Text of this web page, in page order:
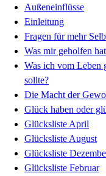
Außeneinflüsse
Einleitung
Fragen für mehr
Was mir geholfen
Was ich vom Leben
sollte?
Die Macht der
Glück haben oder
Glücksliste April
Glücksliste August
Glücksliste
Glücksliste Februar